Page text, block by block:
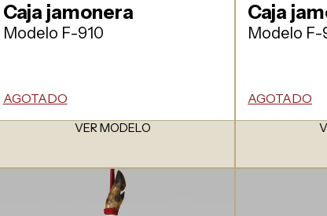
Caja jamonera
Modelo F-910
AGOTADO
VER MODELO
Caja
Modelo F-
AGOTADO